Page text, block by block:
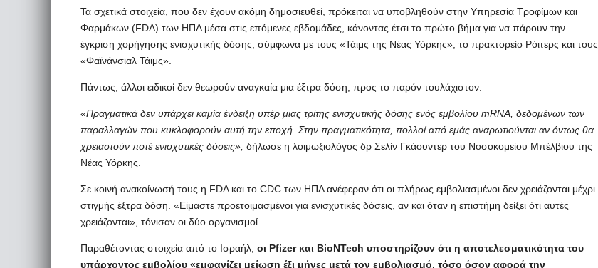
Τα σχετικά στοιχεία, που δεν έχουν ακόμη δημοσιευθεί, πρόκειται να υποβληθούν στην Υπηρεσία Τροφίμων και
Φαρμάκων (FDA) των ΗΠΑ μέσα στις επόμενες εβδομάδες, κάνοντας έτσι το πρώτο βήμα για να πάρουν την
έγκριση χορήγησης ενισχυτικής δόσης, σύμφωνα με τους «Τάιμς της Νέας Υόρκης», το πρακτορείο Ρόιτερς και τους
«Φαϊνάνσιαλ Τάιμς».
Πάντως, άλλοι ειδικοί δεν θεωρούν αναγκαία μια έξτρα δόση, προς το παρόν τουλάχιστον.
«Πραγματικά δεν υπάρχει καμία ένδειξη υπέρ μιας τρίτης ενισχυτικής δόσης ενός εμβολίου mRNA, δεδομένων των
παραλλαγών που κυκλοφορούν αυτή την εποχή. Στην πραγματικότητα, πολλοί από εμάς αναρωτιούνται αν όντως θα
χρειαστούν ποτέ ενισχυτικές δόσεις», δήλωσε η λοιμωξιολόγος δρ Σελίν Γκάουντερ του Νοσοκομείου Μπέλβιου της
Νέας Υόρκης.
Σε κοινή ανακοίνωσή τους η FDA και το CDC των ΗΠΑ ανέφεραν ότι οι πλήρως εμβολιασμένοι δεν χρειάζονται μέχρι
στιγμής έξτρα δόση. «Είμαστε προετοιμασμένοι για ενισχυτικές δόσεις, αν και όταν η επιστήμη δείξει ότι αυτές
χρειάζονται», τόνισαν οι δύο οργανισμοί.
Παραθέτοντας στοιχεία από το Ισραήλ, οι Pfizer και BioNTech υποστηρίζουν ότι η αποτελεσματικότητα του
υπάρχοντος εμβολίου «εμφανίζει μείωση έξι μήνες μετά τον εμβολιασμό, τόσο όσον αφορά την